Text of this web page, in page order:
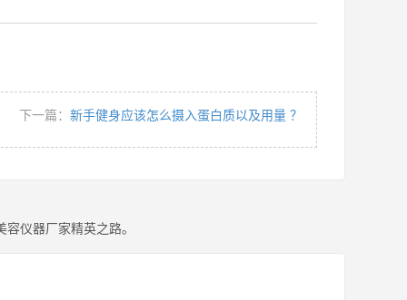
下一篇： 新手健身应该怎么摄入蛋白质以及用量 ？
仪器厂家精英之路。